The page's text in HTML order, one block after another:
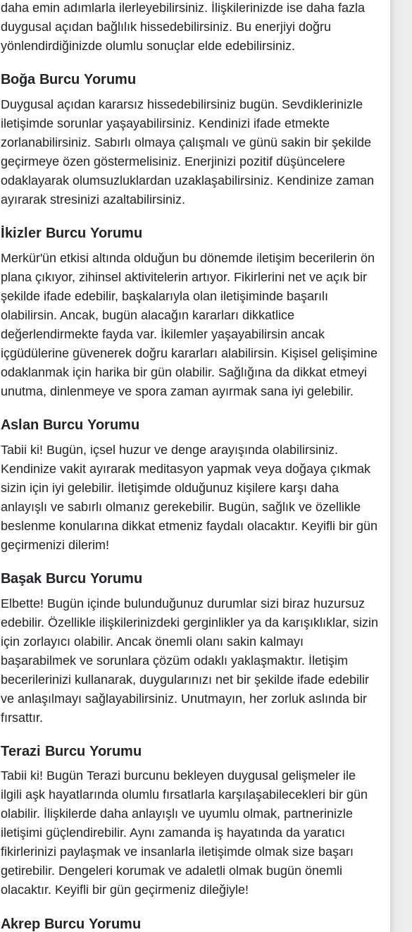
daha emin adımlarla ilerleyebilirsiniz. İlişkilerinizde ise daha fazla
duygusal açıdan bağlılık hissedebilirsiniz. Bu enerjiyi doğru
yönlendirdiğinizde olumlu sonuçlar elde edebilirsiniz.
Boğa Burcu Yorumu
Duygusal açıdan kararsız hissedebilirsiniz bugün. Sevdiklerinizle
iletişimde sorunlar yaşayabilirsiniz. Kendinizi ifade etmekte
zorlanabilirsiniz. Sabırlı olmaya çalışmalı ve günü sakin bir şekilde
geçirmeye özen göstermelisiniz. Enerjinizi pozitif düşüncelere
odaklayarak olumsuzluklardan uzaklaşabilirsiniz. Kendinize zaman
ayırarak stresinizi azaltabilirsiniz.
İkizler Burcu Yorumu
Merkür'ün etkisi altında olduğun bu dönemde iletişim becerilerin ön
plana çıkıyor, zihinsel aktivitelerin artıyor. Fikirlerini net ve açık bir
şekilde ifade edebilir, başkalarıyla olan iletişiminde başarılı
olabilirsin. Ancak, bugün alacağın kararları dikkatlice
değerlendirmekte fayda var. İkilemler yaşayabilirsin ancak
içgüdülerine güvenerek doğru kararları alabilirsin. Kişisel gelişimine
odaklanmak için harika bir gün olabilir. Sağlığına da dikkat etmeyi
unutma, dinlenmeye ve spora zaman ayırmak sana iyi gelebilir.
Aslan Burcu Yorumu
Tabii ki! Bugün, içsel huzur ve denge arayışında olabilirsiniz.
Kendinize vakit ayırarak meditasyon yapmak veya doğaya çıkmak
sizin için iyi gelebilir. İletişimde olduğunuz kişilere karşı daha
anlayışlı ve sabırlı olmanız gerekebilir. Bugün, sağlık ve özellikle
beslenme konularına dikkat etmeniz faydalı olacaktır. Keyifli bir gün
geçirmenizi dilerim!
Başak Burcu Yorumu
Elbette! Bugün içinde bulunduğunuz durumlar sizi biraz huzursuz
edebilir. Özellikle ilişkilerinizdeki gerginlikler ya da karışıklıklar, sizin
için zorlayıcı olabilir. Ancak önemli olanı sakin kalmayı
başarabilmek ve sorunlara çözüm odaklı yaklaşmaktır. İletişim
becerilerinizi kullanarak, duygularınızı net bir şekilde ifade edebilir
ve anlaşılmayı sağlayabilirsiniz. Unutmayın, her zorluk aslında bir
fırsattır.
Terazi Burcu Yorumu
Tabii ki! Bugün Terazi burcunu bekleyen duygusal gelişmeler ile
ilgili aşk hayatlarında olumlu fırsatlarla karşılaşabilecekleri bir gün
olabilir. İlişkilerde daha anlayışlı ve uyumlu olmak, partnerinizle
iletişimi güçlendirebilir. Aynı zamanda iş hayatında da yaratıcı
fikirlerinizi paylaşmak ve insanlarla iletişimde olmak size başarı
getirebilir. Dengeleri korumak ve adaletli olmak bugün önemli
olacaktır. Keyifli bir gün geçirmeniz dileğiyle!
Akrep Burcu Yorumu